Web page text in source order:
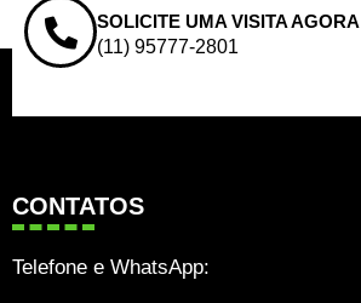
SOLICITE UMA VISITA AGORA
(11) 95777-2801
CONTATOS
Telefone e WhatsApp: